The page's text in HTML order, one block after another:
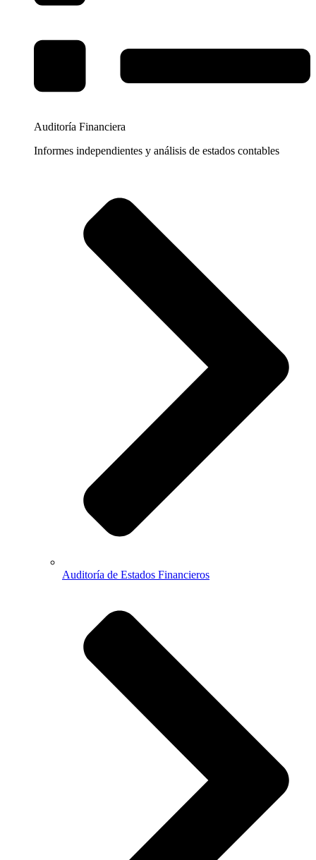
Auditoría Financiera
Informes independientes y análisis de estados contables
Auditoría de Estados Financieros